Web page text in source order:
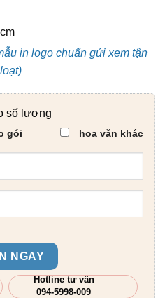
in logo chuẩn gửi xem tận
số lượng
gói hoa văn khác
NGAY
Hotline tư vấn
094-5998-009